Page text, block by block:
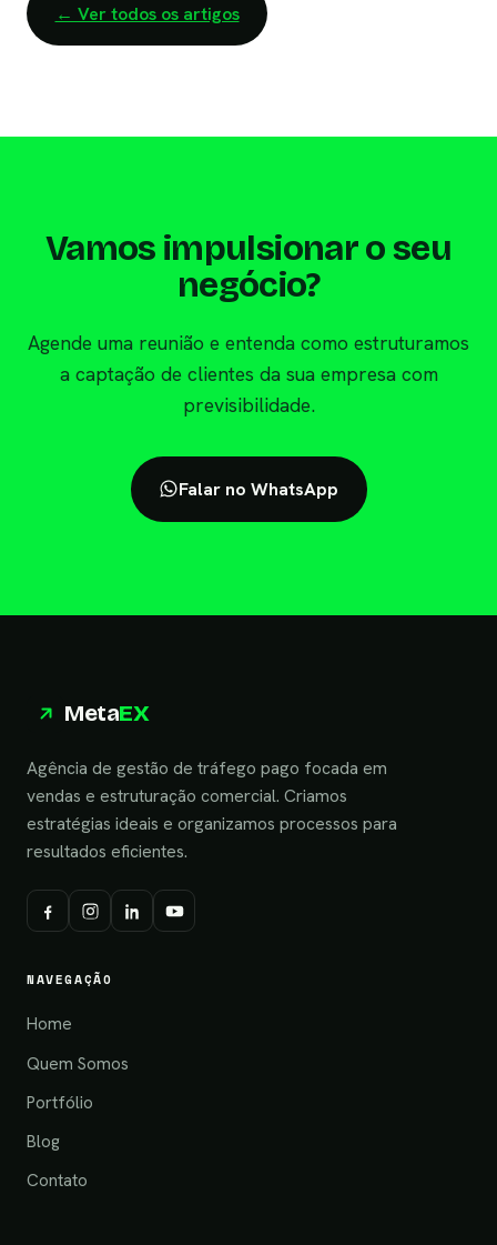
← Ver todos os artigos
Vamos impulsionar o seu
negócio?
Agende uma reunião e entenda como estruturamos
a captação de clientes da sua empresa com
previsibilidade.
Falar no WhatsApp
MetaEX
Agência de gestão de tráfego pago focada em
vendas e estruturação comercial. Criamos
estratégias ideais e organizamos processos para
resultados eficientes.
NAVEGAÇÃO
Home
Quem Somos
Portfólio
Blog
Contato